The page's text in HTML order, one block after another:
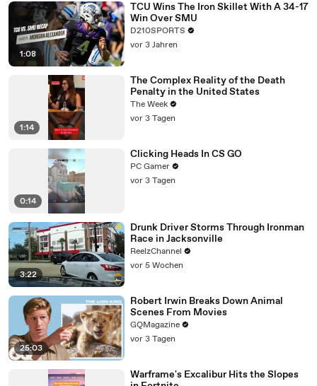
1:08
TCU Wins The Iron Skillet With A 34-17
Win Over SMU
D210SPORTS
vor 3 Jahren
1:14
The Complex Reality of the Death
Penalty in the United States
The Week
vor 3 Tagen
0:14
Clicking Heads In CS GO
PC Gamer
vor 3 Tagen
3:22
Drunk Driver Storms Through Ironman
Race in Jacksonville
ReelzChannel
vor 5 Wochen
25:03
Robert Irwin Breaks Down Animal
Scenes From Movies
GQMagazine
vor 3 Tagen
Warframe's Excalibur Hits the Slopes